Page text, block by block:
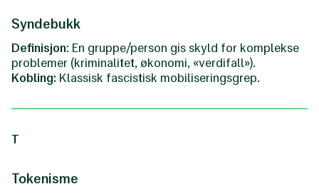
Syndebukk
Definisjon: En gruppe/person gis skyld for komplekse
problemer (kriminalitet, økonomi, «verdifall»).
Kobling: Klassisk fascistisk mobiliseringsgrep.
T
Tokenisme